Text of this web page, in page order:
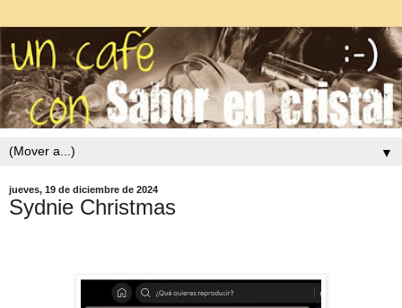
▼
jueves, 19 de diciembre de 2024
Sydnie Christmas